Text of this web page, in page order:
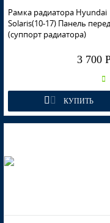
PXA - PURPLE FANTASIA
SAE - CARBON GREY,
SAE - CARBON GREY,
Рамка радиатора Hyundai
Solaris(10-17) Панель
(суппорт радиатора)
3 700
КУПИТЬ